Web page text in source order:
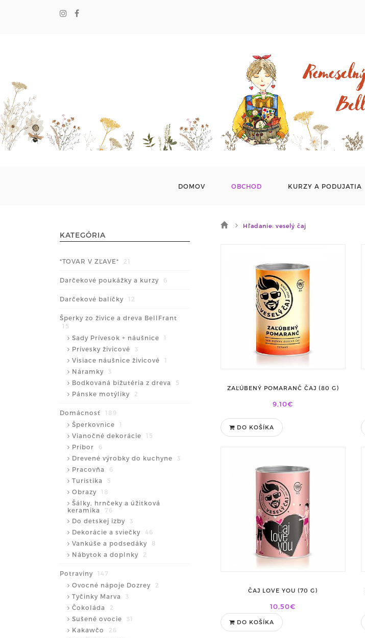
DOMOV OBCHOD KURZY A PODUJATIA
KATEGÓRIA
*TOVAR V ZĽAVE* 21
Darčekové poukážky a kurzy 6
Darčekové balíčky 12
Šperky zo živice a dreva BellFrant
15
Sady Prívesok + náušnice
1
Prívesky živicové
3
Visiace náušnice živicové
1
Náramky
3
Bodkovaná bižutéria z dreva
5
Pánske motýliky
2
Domácnosť
189
Šperkovnice
1
Vianočné dekorácie
15
Príbor
6
Drevené výrobky do kuchyne
3
Pracovňa
6
Turistika
5
Obrazy
18
Šálky, hrnčeky a úžitková
keramika
76
Do detskej izby
3
Dekorácie a sviečky
46
Vankúše a podsedáky
8
Nábytok a doplnky
2
Potraviny
147
Ovocné nápoje Dozrey
2
Tyčinky Marva
3
Čokoláda
2
Sušené ovocie
31
Kakawčo
26
Hľadanie: veselý čaj
ZAĽÚBENÝ POMARANČ ČAJ (80 G)
9,10€
DO KOŠÍKA
ČAJ LOVE YOU (70 G)
10,50€
DO KOŠÍKA